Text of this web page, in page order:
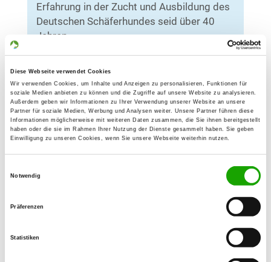
Diese Webseite verwendet Cookies
Wir verwenden Cookies, um Inhalte und Anzeigen zu personalisieren, Funktionen für
soziale Medien anbieten zu können und die Zugriffe auf unsere Website zu analysieren.
Außerdem geben wir Informationen zu Ihrer Verwendung unserer Website an unsere
Partner für soziale Medien, Werbung und Analysen weiter. Unsere Partner führen diese
Informationen möglicherweise mit weiteren Daten zusammen, die Sie ihnen bereitgestellt
haben oder die sie im Rahmen Ihrer Nutzung der Dienste gesammelt haben. Sie geben
Einwilligung zu unseren Cookies, wenn Sie unsere Webseite weiterhin nutzen.
Notwendig
Präferenzen
Statistiken
Erfahrung in der Zucht und Ausbildung des
Deutschen Schäferhundes seid über 40
Jahren.
selbstgezüchtete Hunde auf Landes- und
Bundesebene im Bereich IGP und
Fährtenarbeit erfolgreich geführt.
23 malige Teilnahme an
Landesausscheidungen sowie 13 mal die
Teilnahme an der Deutschen Meisterschaft.
Meine größten Erfolge waren die
Ich wurde 2003 mit Queni vom
und